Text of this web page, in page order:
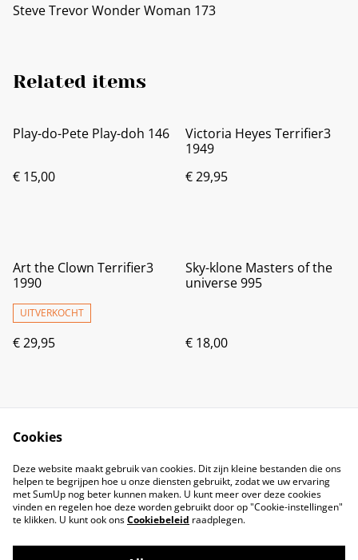
Steve Trevor Wonder Woman 173
Related items
Play-do-Pete Play-doh 146
€ 15,00
Victoria Heyes Terrifier3
1949
€ 29,95
Art the Clown Terrifier3
1990
UITVERKOCHT
€ 29,95
Sky-klone Masters of the
universe 995
€ 18,00
Cookies
Deze website maakt gebruik van cookies. Dit zijn kleine bestanden die ons
helpen te begrijpen hoe u onze diensten gebruikt, zodat we uw ervaring
met SumUp nog beter kunnen maken. U kunt meer over deze cookies
vinden en regelen hoe deze worden gebruikt door op "Cookie-instellingen"
te klikken. U kunt ook onsCookiebeleid raadplegen.